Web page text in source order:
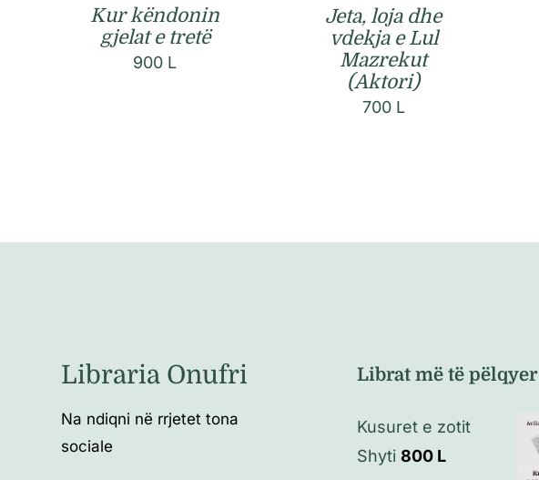
Kur këndonin
gjelat e tretë
900 L
Jeta, loja dhe
vdekja e Lul
Mazrekut
(Aktori)
700 L
Libraria Onufri
Na ndiqni në rrjetet tona
sociale
Librat më të pëlqyer
Kusuret e zotit
Shyti 800 L